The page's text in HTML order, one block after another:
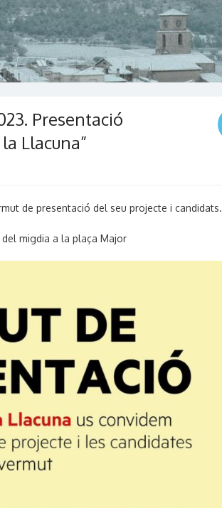
Presentació
Llacuna”
de presentació del seu projecte i candidats.
migdia a la plaça Major